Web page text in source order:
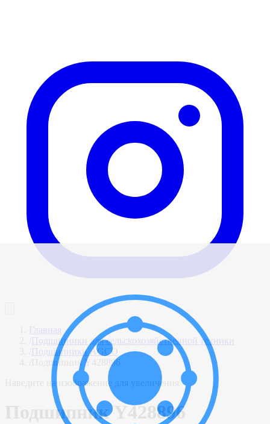
Главная
Подшипники для сельскохозяйственной техники
Подшипники AGCO
Подшипник Y428896
Наведите на изображение для увеличения
Подшипник Y428896